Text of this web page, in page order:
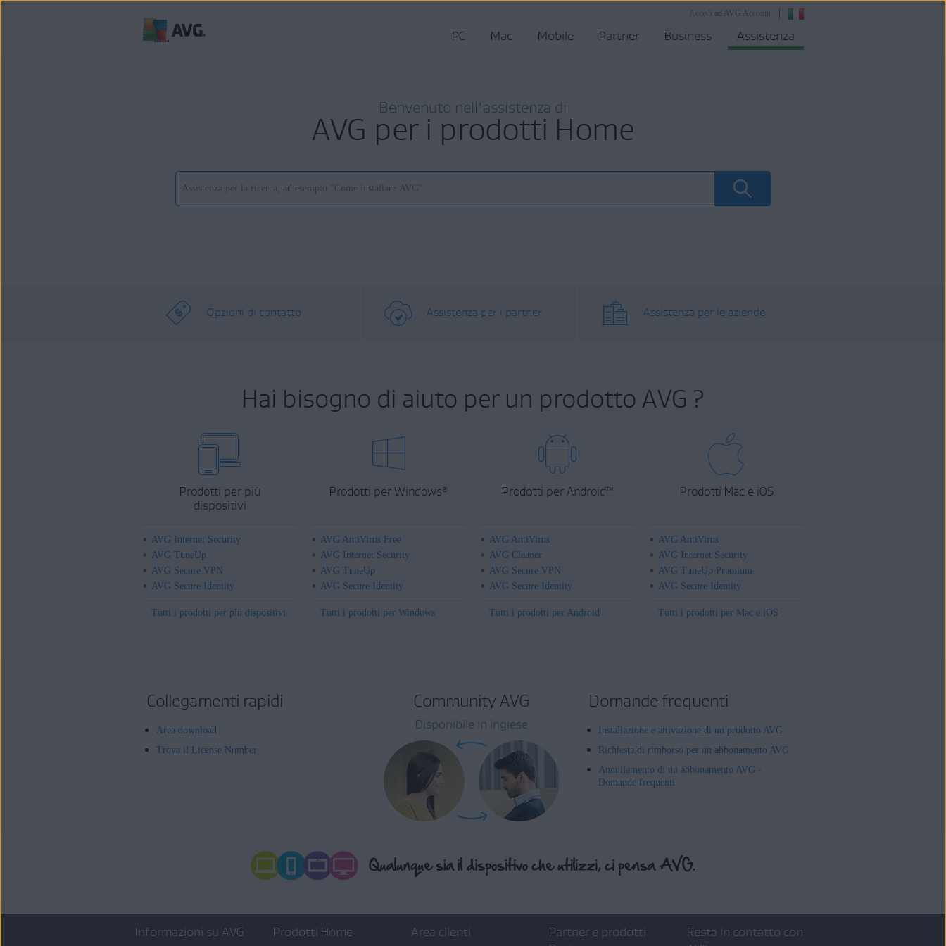
Accedi ad AVG Account
PC Mac Mobile Partner Business Assistenza
Benvenuto nell'assistenza di
AVG per i prodotti Home
Opzioni di contatto Assistenza per i partner Assistenza per le aziende
Hai bisogno di aiuto per un prodotto AVG ?
Prodotti per più
dispositivi
AVG Internet Security
AVG TuneUp
AVG Secure VPN
AVG Secure Identity
Tutti i prodotti per più dispositivi
Prodotti per Windows®
AVG AntiVirus Free
AVG Internet Security
AVG TuneUp
AVG Secure Identity
Tutti i prodotti per Windows
Prodotti per Android™
AVG AntiVirus
AVG Cleaner
AVG Secure VPN
AVG Secure Identity
Tutti i prodotti per Android
Prodotti Mac e iOS
AVG AntiVirus
AVG Internet Security
AVG TuneUp Premium
AVG Secure Identity
Tutti i prodotti per Mac e iOS
Collegamenti rapidi
Area download
Trova il License Number
Community AVG
Disponibile in inglese
Domande frequenti
Installazione e attivazione di un prodotto AVG
Richiesta di rimborso per un abbonamento AVG
Annullamento di un abbonamento AVG -
Domande frequenti
Informazioni su AVG Prodotti Home Area clienti
Partner e prodotti
Resta in contatto con